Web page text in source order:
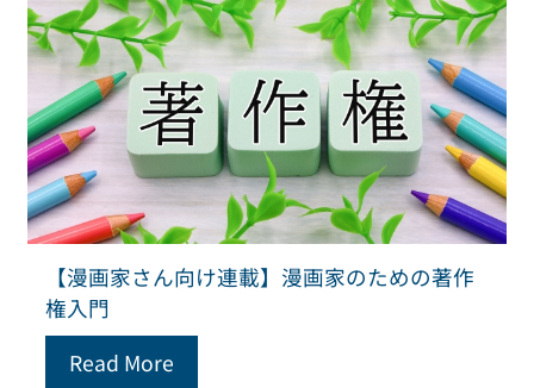
【漫画家さん向け連載】漫画家のための著作
権入門
Read More